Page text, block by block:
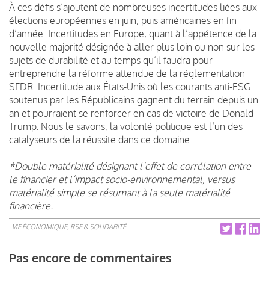
À ces défis s’ajoutent de nombreuses incertitudes liées aux
élections européennes en juin, puis américaines en fin
d’année. Incertitudes en Europe, quant à l’appétence de la
nouvelle majorité désignée à aller plus loin ou non sur les
sujets de durabilité et au temps qu’il faudra pour
entreprendre la réforme attendue de la réglementation
SFDR. Incertitude aux États-Unis où les courants anti-ESG
soutenus par les Républicains gagnent du terrain depuis un
an et pourraient se renforcer en cas de victoire de Donald
Trump. Nous le savons, la volonté politique est l’un des
catalyseurs de la réussite dans ce domaine.
*Double matérialité désignant l’effet de corrélation entre
le financier et l’impact socio-environnemental, versus
matérialité simple se résumant à la seule matérialité
financière.
VIE ÉCONOMIQUE, RSE & SOLIDARITÉ
Pas encore de commentaires